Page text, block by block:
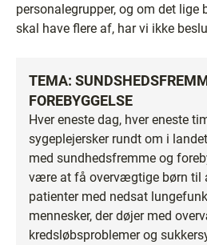
personalegrupper, og om det lige
skal have flere af, har vi ikke
TEMA:
FOREBYGGELSE
Hver eneste dag, hver eneste
sygeplejersker rundt om i
med sundhedsfremme og
være at få overvægtige børn til
patienter med nedsat
mennesker, der døjer med
kredsløbsproblemer og